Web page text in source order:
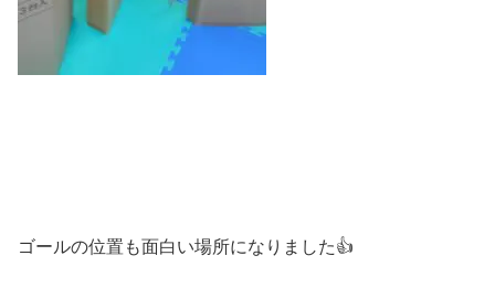
ゴールの位置も面白い場所になりました👍